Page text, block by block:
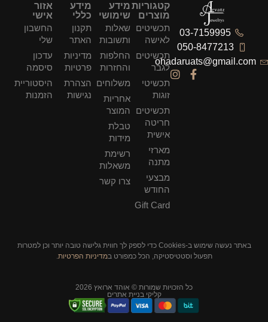
03-7159995
050-8477213
ohadaruats@gmail.com
קטגוריות
מוצרים
תכשיטים
לאישה
תכשיטים
לגבר
תכשיטי
זוגות
תכשיטים
חריטה
אישית
מארזי
מתנה
מבצעי
החודש
Gift Card
מידע
שימושי
שאלות
ותשובות
החלפות
והחזרות
משלוחים
אחריות
המוצר
טבלת
מידות
רשימת
משאלות
צרו קשר
מידע
כללי
תקנון
האתר
מדיניות
פרטיות
הצהרת
נגישות
אזור
אישי
החשבון
שלי
עדכון
סיסמה
היסטוריית
הזמנות
באתר נעשה שימוש ב-Cookies כדי לספק לך חווית גלישה טובה יותר וכן למטרות
תפעול וסטטיסטיקה, הכל כמפורט במדיניות הפרטיות.
כל הזכויות שמורות © אוהד ארואץ 2026
קליקי בניית אתרים